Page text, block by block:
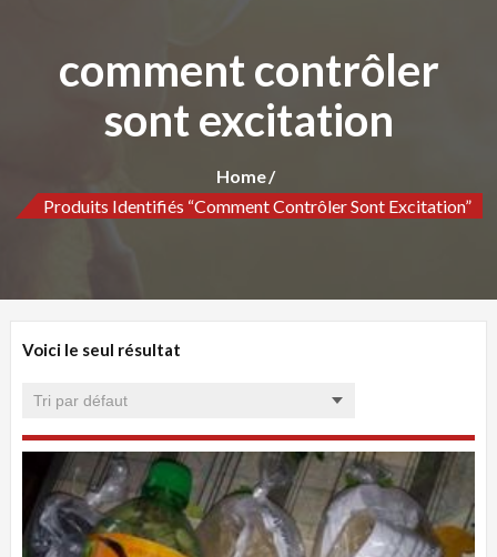
comment contrôler
sont excitation
Home
Produits Identifiés “comment Contrôler Sont Excitation”
Voici le seul résultat